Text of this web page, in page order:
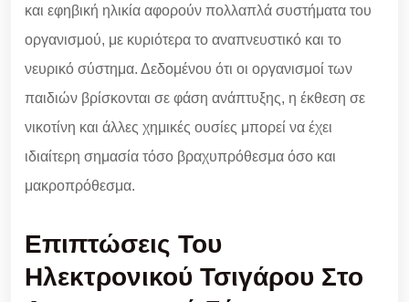
και εφηβική ηλικία αφορούν πολλαπλά συστήματα του
οργανισμού, με κυριότερα το αναπνευστικό και το
νευρικό σύστημα. Δεδομένου ότι οι οργανισμοί των
παιδιών βρίσκονται σε φάση ανάπτυξης, η έκθεση σε
νικοτίνη και άλλες χημικές ουσίες μπορεί να έχει
ιδιαίτερη σημασία τόσο βραχυπρόθεσμα όσο και
μακροπρόθεσμα.
Επιπτώσεις Του
Ηλεκτρονικού Τσιγάρου Στο